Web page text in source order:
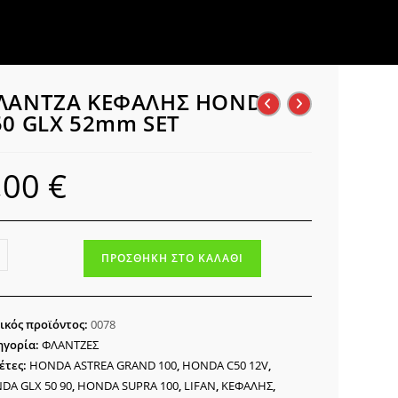
ΚΕΦΑΛΗΣ HONDA
GLX 52mm SET
€
ΠΡΟΣΘΉΚΗ ΣΤΟ ΚΑΛΆΘΙ
προϊόντος:0078
ΦΛΑΝΤΖΕΣ
HONDA ASTREA GRAND 100, HONDA C50 12V,
GLX 50 90, HONDA SUPRA 100, LIFAN, ΚΕΦΑΛΗΣ,